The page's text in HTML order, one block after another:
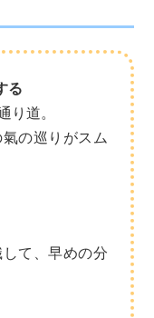
る
り道。
の巡りがスム
て、早めの分